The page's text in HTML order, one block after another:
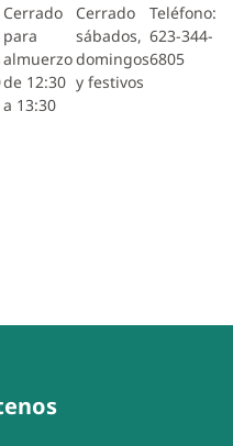
Cerrado
para
almuerzo
de 12:30
a 13:30
Cerrado
sábados,
domingos
y festivos
Teléfono:
623-344-
6805